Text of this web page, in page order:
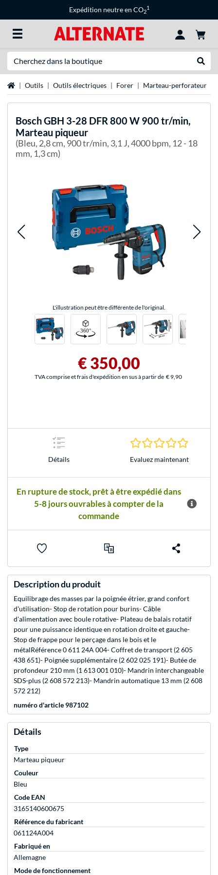
Expédition neutre en CO2
1
Page d'accueil
Outils Outils électriques Forer Marteau-perforateur
BoschGBH 3-28 DFR 800 W 900 tr/min,
Marteau piqueur
(Bleu, 2,8 cm, 900 tr/min, 3,1 J, 4000 bpm, 12 - 18
mm, 1,3 cm)
L'illustration peut être différente de l'original.
€ 350,00
TVA comprise et frais d'expédition en sus à partir de € 9,90
Détails Evaluez maintenant
En rupture de stock, prêt à être expédié dans
5-8 jours ouvrables à compter de la
commande
Description du produit
Equilibrage des masses par la poignée étrier, grand confort
d'utilisation- Stop de rotation pour burins- Câble
d'alimentation avec boule rotative- Plateau de balais rotatif
pour une puissance identique en rotation droite et gauche-
Stop de frappe pour le perçage dans le bois et le
métalRéférence 0 611 24A 004- Coffret de transport (2 605
438 651)- Poignée supplémentaire (2 602 025 191)- Butée de
profondeur 210 mm (1 613 001 010)- Mandrin interchangeable
SDS-plus (2 608 572 213)- Mandrin automatique 13 mm (2 608
572 212)
numéro d'article 987102
Détails
Type
Marteau piqueur
Couleur
Bleu
Code EAN
3165140600675
Référence du fabricant
061124A004
Fabriqué en
Allemagne
Mode de fonctionnement